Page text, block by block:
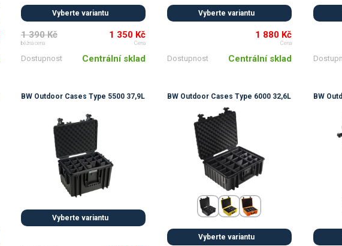
Vyberte variantu
1 390 Kč
běžná cena
1 350 Kč
Cena
Dostupnost Centrální sklad
Vyberte variantu
1 880 Kč
Cena
Dostupnost Centrální sklad
BW Outdoor Cases Type 5500 37,9L
Vyberte variantu
BW Outdoor Cases Type 6000 32,6L
Vyberte variantu
BW